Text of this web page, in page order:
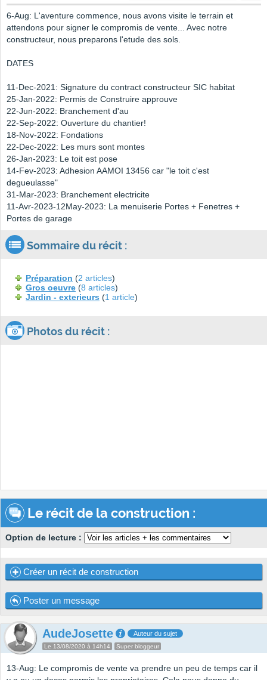
6-Aug: L'aventure commence, nous avons visite le terrain et
attendons pour signer le compromis de vente... Avec notre
constructeur, nous preparons l'etude des sols.
DATES
11-Dec-2021: Signature du contract constructeur SIC habitat
25-Jan-2022: Permis de Construire approuve
22-Jun-2022: Branchement d'au
22-Sep-2022: Ouverture du chantier!
18-Nov-2022: Fondations
22-Dec-2022: Les murs sont montes
26-Jan-2023: Le toit est pose
14-Fev-2023: Adhesion AAMOI 13456 car "le toit c'est
degueulasse"
31-Mar-2023: Branchement electricite
11-Avr-2023-12May-2023: La menuiserie Portes + Fenetres +
Portes de garage
Sommaire du récit :
Préparation (2 articles)
Gros oeuvre (8 articles)
Jardin - exterieurs (1 article)
Photos du récit :
Le récit de la construction :
Option de lecture :
Créer un récit de construction
Poster un message
AudeJosette Auteur du sujet
Le 13/08/2020 à 14h14 Super bloggeur
13-Aug: Le compromis de vente va prendre un peu de temps car il